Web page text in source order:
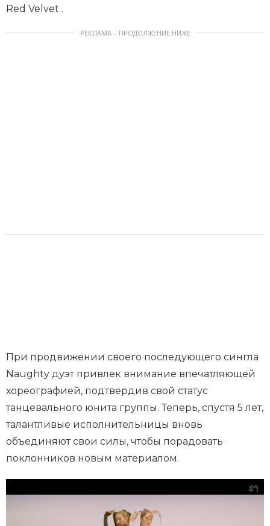
Red Velvet .
РЕКЛАМА – ПРОДОЛЖЕНИЕ НИЖЕ
При продвижении своего последующего сингла
Naughty дуэт привлек внимание впечатляющей
хореографией, подтвердив свой статус
танцевального юнита группы. Теперь, спустя 5 лет,
талантливые исполнительницы вновь
объединяют свои силы, чтобы порадовать
поклонников новым материалом.